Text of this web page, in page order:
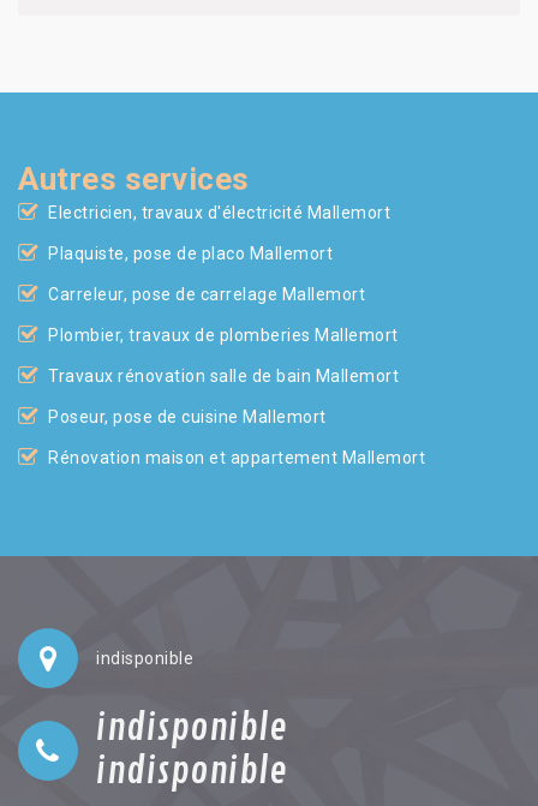
Autres services
Electricien, travaux d'électricité Mallemort
Plaquiste, pose de placo Mallemort
Carreleur, pose de carrelage Mallemort
Plombier, travaux de plomberies Mallemort
Travaux rénovation salle de bain Mallemort
Poseur, pose de cuisine Mallemort
Rénovation maison et appartement Mallemort
indisponible
indisponible
indisponible